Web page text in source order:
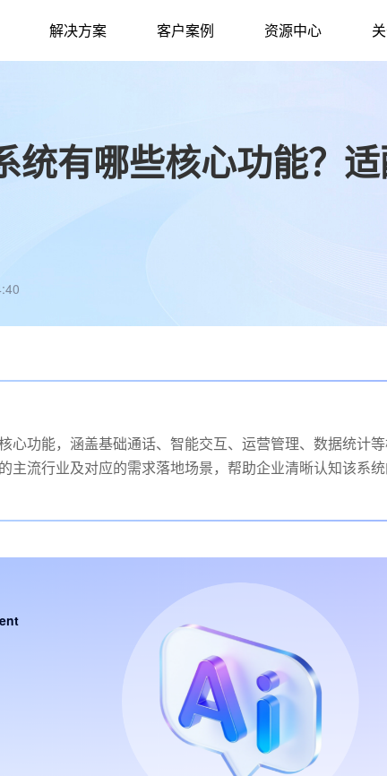
解决方案 客户案例 资源中心
统有哪些核心功能？
心功能，涵盖基础通话、智能交互、运营管理、数据统计
主流行业及对应的需求落地场景，帮助企业清晰认知该系